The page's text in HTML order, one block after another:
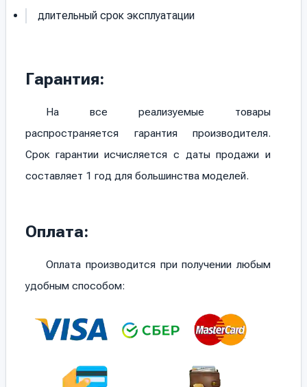
длительный срок эксплуатации
Гарантия:
На все реализуемые товары
распространяется гарантия производителя.
Срок гарантии исчисляется с даты продажи и
составляет 1 год для большинства моделей.
Оплата:
Оплата производится при получении любым
удобным способом: